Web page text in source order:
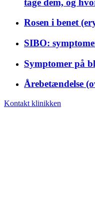
Rosen i benet
SIBO:
Symptomer på
Årebetændelse
Kontakt klinikken